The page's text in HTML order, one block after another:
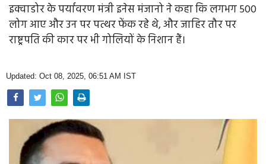
Farm & Food
Opinion
Photo Gallery
Home
इक्वाडोर के पर्यावरण मंत्री इनेस मंजानो ने कहा कि लगभग 500
लोग आए और उन पर पत्थर फेंक रहे थे, और जाहिर तौर पर
राष्ट्रपति की कार पर भी गोलियों के निशान हैं।
Updated: Oct 08, 2025, 06:51 AM IST